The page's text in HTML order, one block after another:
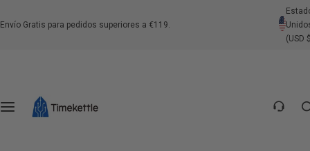
Envío Gratis para pedidos superiores a €119.
(USD
Traductores de Auriculares
Traductores Portátiles
Centro de Intérpretes
Soportes
Preguntas Frecuentes sobre el Producto
a
r